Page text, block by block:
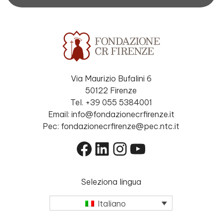
Via Maurizio Bufalini 6
50122 Firenze
Tel. +39 055 5384001
Email: info@fondazionecrfirenze.it
Pec: fondazionecrfirenze@pec.ntc.it
Facebook
LinkedIn
Instagram
YouTube
Seleziona lingua
Italiano